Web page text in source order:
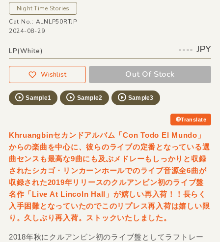
Night Time Stories
Cat No.: ALNLP50RTJP
2024-08-29
LP(White) ---- JPY
Wishlist Out Of Stock
Sample1 Sample2 Sample3
Translate
Khruangbinセカンドアルバム「Con Todo El Mundo」
からの楽曲を中心に、彼らのライブの定番となっている選
曲センスも最高な9曲にも及ぶメドレーもしっかりと収録
されたシカゴ・リンカーンホールでのライブ音源全6曲が
収録された2019年リリースのクルアンビン初のライブ盤
名作「Live At Lincoln Hall」が嬉しい再入荷！！長らく
入手困難となっていたのでこのリプレス再入荷は嬉しい限
り。久しぶり再入荷。ストックいたしました。
2018年秋にクルアンビン初のライブ盤としてラフトレー